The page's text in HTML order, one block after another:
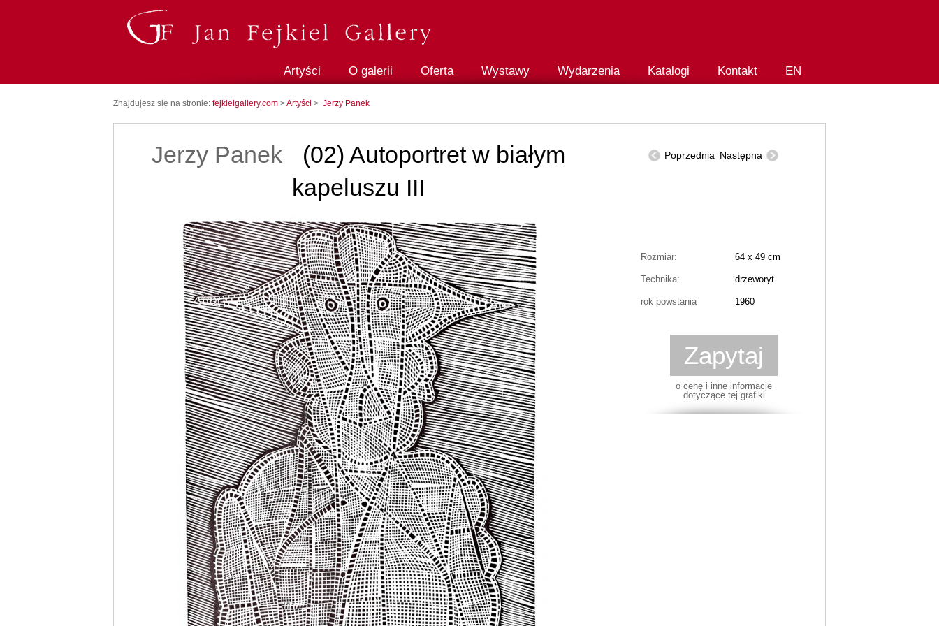
Artyści O galerii Oferta Wystawy Wydarzenia Katalogi Kontakt EN
Znajdujesz się na stronie: fejkielgallery.com >Artyści > Jerzy Panek
Poprzednia Następna
Jerzy Panek
(02) Autoportret w białym
kapeluszu III
Rozmiar: 64 x 49 cm
Technika: drzeworyt
rok powstania 1960
Zapytaj
o cenę i inne informacje
dotyczące tej grafiki